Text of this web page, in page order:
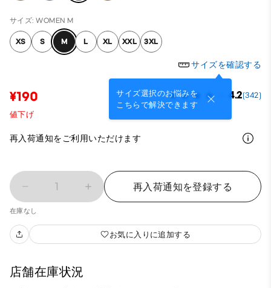
サイズ: WOMEN M
XS S M L XL XXL 3XL
サイズを確認する
サイズ選択のお悩みを
こちらで解決できます
¥190 4.2(342)
値下げ
再入荷通知をご利用いただけます
1 再入荷通知を登録する
在庫なし
お気に入りに追加する
店舗在庫状況